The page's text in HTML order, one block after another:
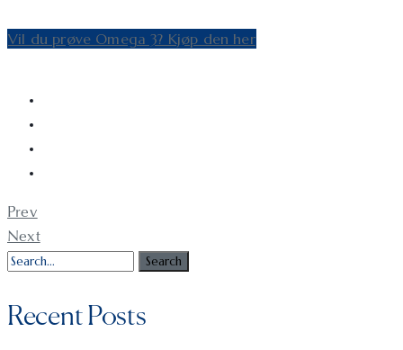
Vil du prøve Omega 3? Kjøp den her
Prev
Next
Recent Posts